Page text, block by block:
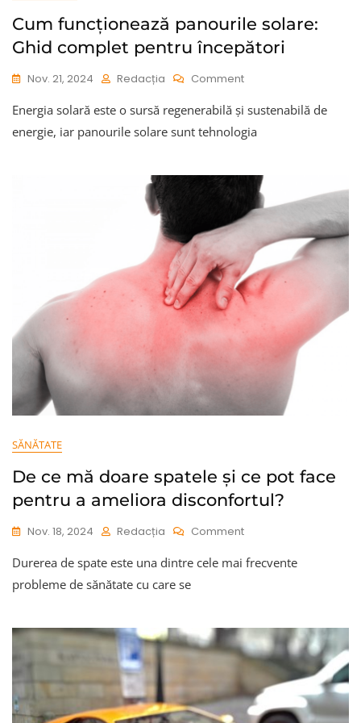
Cum funcționează panourile solare:
Ghid complet pentru începători
Nov. 21, 2024 Redacția CommentOn
Funcționează
Panourile
Solare:
Complet
Pentru
Începători
Energia solară este o sursă regenerabilă și sustenabilă de
energie, iar panourile solare sunt tehnologia
SĂNĂTATE
De ce mă doare spatele și ce pot face
pentru a ameliora disconfortul?
Nov. 18, 2024 Redacția CommentOn
Ce
Și
Ce
Pot
Face
Pentru
A
Durerea de spate este una dintre cele mai frecvente
probleme de sănătate cu care se